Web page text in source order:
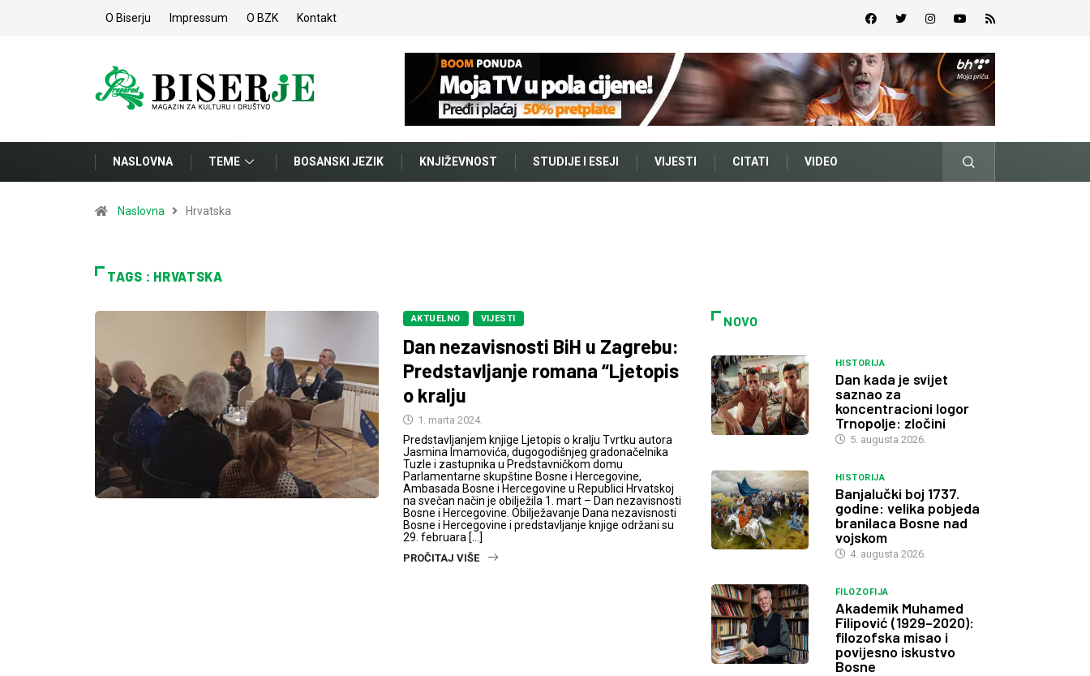
O Biserju Impressum O BZK Kontakt
NASLOVNA TEME BOSANSKI JEZIK KNJIŽEVNOST STUDIJE I ESEJI VIJESTI CITATI VIDEO
Naslovna Hrvatska
TAGS : HRVATSKA
AKTUELNO VIJESTI
Dan nezavisnosti BiH u Zagrebu:
Predstavljanje romana “Ljetopis
o kralju
1. marta 2024.
Predstavljanjem knjige Ljetopis o kralju Tvrtku autora
Jasmina Imamovića, dugogodišnjeg gradonačelnika
Tuzle i zastupnika u Predstavničkom domu
Parlamentarne skupštine Bosne i Hercegovine,
Ambasada Bosne i Hercegovine u Republici Hrvatskoj
na svečan način je obilježila 1. mart – Dan nezavisnosti
Bosne i Hercegovine. Obilježavanje Dana nezavisnosti
Bosne i Hercegovine i predstavljanje knjige održani su
29. februara […]
PROČITAJ VIŠE
NOVO
HISTORIJA
Dan kada je svijet
saznao za
koncentracioni logor
Trnopolje: zločini
5. augusta 2026.
HISTORIJA
Banjalučki boj 1737.
godine: velika pobjeda
branilaca Bosne nad
vojskom
4. augusta 2026.
FILOZOFIJA
Akademik Muhamed
Filipović (1929–2020):
filozofska misao i
povijesno iskustvo
Bosne